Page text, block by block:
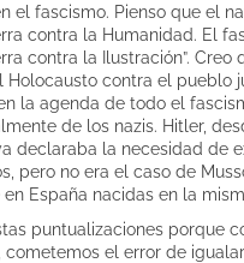
el fascismo. Pienso que el
contra la Humanidad. El
contra la Ilustración”. Creo
Holocausto contra el pueblo
la agenda de todo el
de los nazis. Hitler,
declaraba la necesidad de
pero no era el caso de
en España nacidas en la
puntualizaciones porque
cometemos el error de